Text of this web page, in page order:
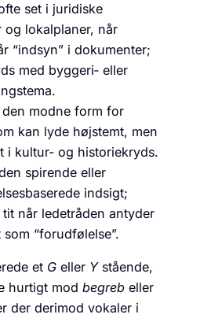
set i juridiske
og lokalplaner, når
“indsyn” i dokumenter;
med byggeri‐ eller
den modne form for
kan lyde højstemt, men
i kultur- og historiekryds.
spirende eller
indsigt;
når ledetråden antyder
“forudfølelse”.
et G eller Ystående,
hurtigt mod begreb eller
der derimod vokaler i